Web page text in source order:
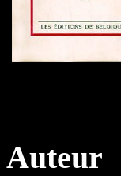
Auteur